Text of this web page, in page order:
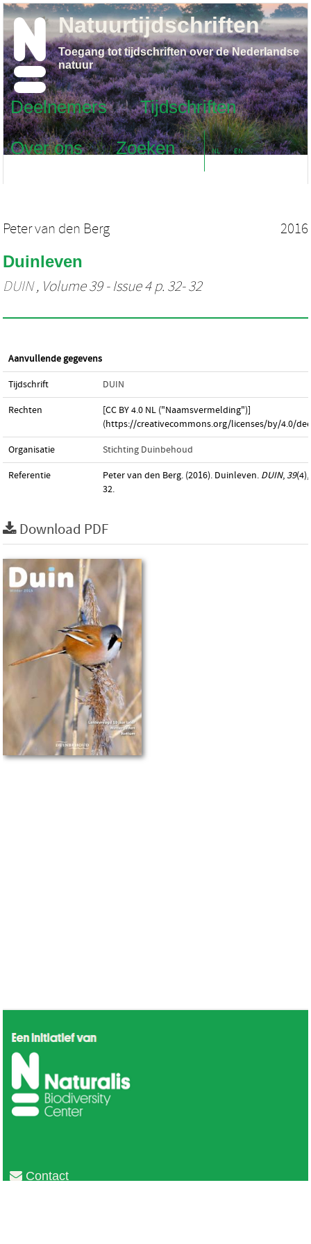
Deelnemers
Tijdschriften
Over ons
Zoeken NL EN
Natuurtijdschriften
Toegang tot tijdschriften over de Nederlandse
natuur
Peter van den Berg 2016
Duinleven
DUIN, Volume 39 - Issue 4 p. 32- 32
Aanvullende gegevens
Tijdschrift DUIN
Rechten
[CC BY 4.0 NL ("Naamsvermelding")]
(https://creativecommons.org/licenses/by/4.0/
Organisatie Stichting Duinbehoud
Referentie Peter van den Berg. (2016). Duinleven. DUIN, 39(4),
32.
Download PDF
Contact